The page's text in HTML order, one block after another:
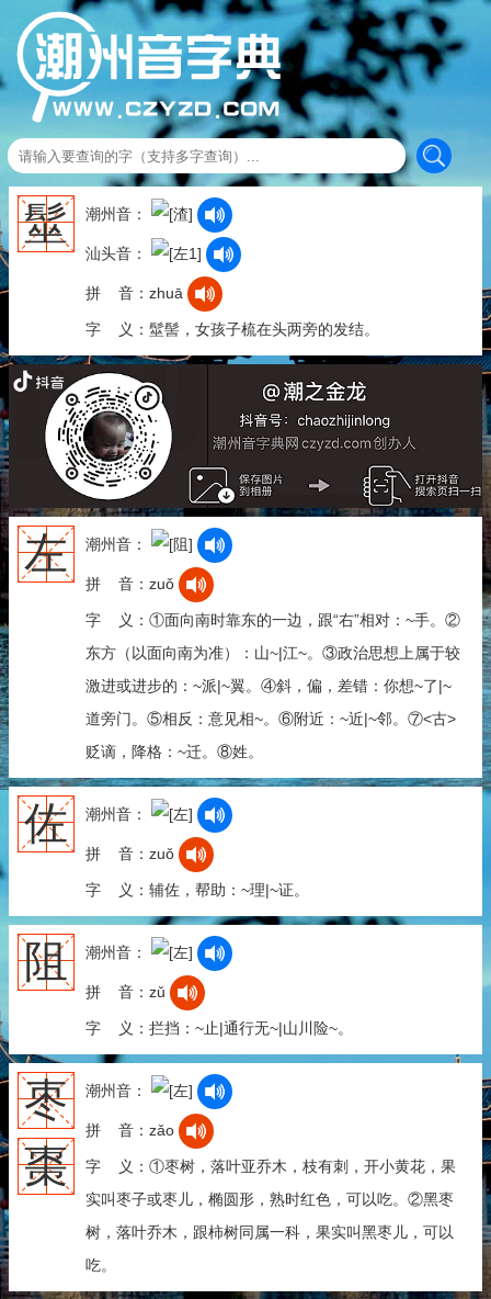
髽 潮州音：
汕头音：
拼 音：zhuā
字 义：髽髻，女孩子梳在头两旁的发结。
左 潮州音：
拼 音：zuǒ
字 义：①面向南时靠东的一边，跟“右”相对：~手。②
东方（以面向南为准）：山~|江~。③政治思想上属于较
激进或进步的：~派|~翼。④斜，偏，差错：你想~了|~
道旁门。⑤相反：意见相~。⑥附近：~近|~邻。⑦<古>
贬谪，降格：~迁。⑧姓。
佐 潮州音：
拼 音：zuǒ
字 义：辅佐，帮助：~理|~证。
阻 潮州音：
拼 音：zǔ
字 义：拦挡：~止|通行无~|山川险~。
枣
棗
潮州音：
拼 音：zǎo
字 义：①枣树，落叶亚乔木，枝有刺，开小黄花，果
实叫枣子或枣儿，椭圆形，熟时红色，可以吃。②黑枣
树，落叶乔木，跟柿树同属一科，果实叫黑枣儿，可以
吃。